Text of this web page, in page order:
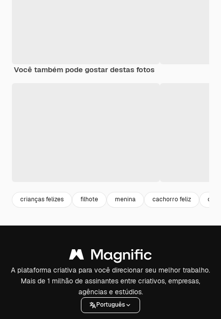
Você também pode gostar destas fotos
crianças felizes filhote menina cachorro feliz
A plataforma criativa para você direcionar seu melhor trabalho.
Mais de 1 milhão de assinantes entre criativos, empresas,
agências e estúdios.
Português